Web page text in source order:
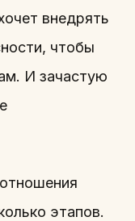
внедрять
чтобы
И зачастую
этапов.